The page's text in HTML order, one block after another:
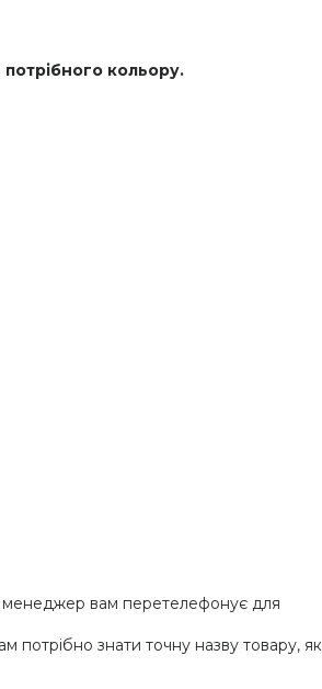
кольору.
менеджер вам перетелефонує для
знати точну назву товару, як